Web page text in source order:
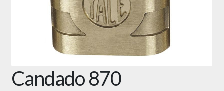
Candado 870